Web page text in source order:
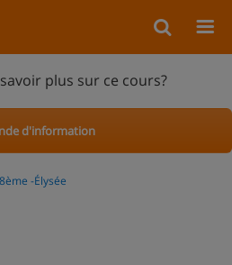
plus sur ce cours?
d'information
8ème -Élysée